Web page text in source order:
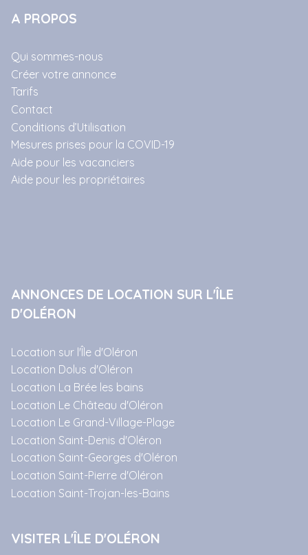
A PROPOS
Qui sommes-nous
Créer votre annonce
Tarifs
Contact
Conditions d’Utilisation
Mesures prises pour la COVID-19
Aide pour les vacanciers
Aide pour les propriétaires
ANNONCES DE LOCATION SUR L'ÎLE
D'OLÉRON
Location sur l'Île d'Oléron
Location Dolus d'Oléron
Location La Brée les bains
Location Le Château d'Oléron
Location Le Grand-Village-Plage
Location Saint-Denis d'Oléron
Location Saint-Georges d'Oléron
Location Saint-Pierre d'Oléron
Location Saint-Trojan-les-Bains
VISITER L'ÎLE D'OLÉRON